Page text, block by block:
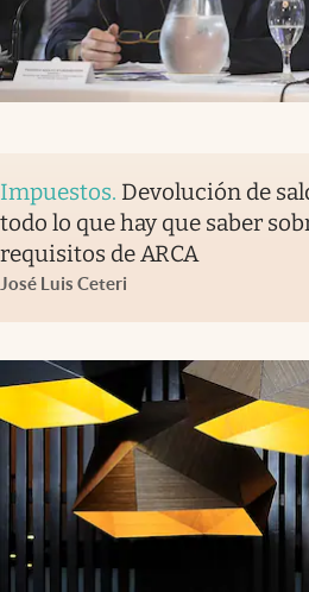
Impuestos. Devolución de
todo lo que hay que saber
requisitos de ARCA
José Luis Ceteri